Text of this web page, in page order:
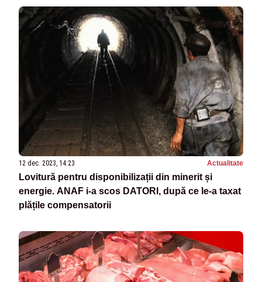
12 dec. 2023, 14:23 Actualitate
Lovitură pentru disponibilizații din minerit și
energie. ANAF i-a scos DATORI, după ce le-a taxat
plățile compensatorii